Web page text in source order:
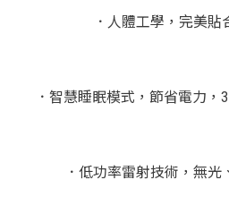
．人體工學，完美貼
．智慧睡眠模式，節省電力，
．低功率雷射技術，無光